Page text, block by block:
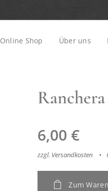
Online Shop Über uns
6,00 €
zzgl. Versandkosten
Zum